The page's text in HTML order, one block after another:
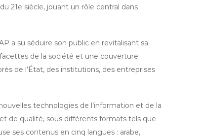
21e siècle, jouant un rôle central dans
a su séduire son public en revitalisant sa
de la société et une couverture
de l’État, des institutions, des entreprises
technologies de l’information et de la
de qualité, sous différents formats tels que
ses contenus en cinq langues : arabe,